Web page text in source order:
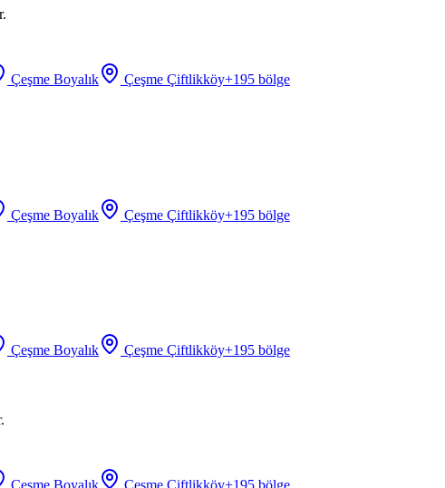
Çeşme Boyalık Çeşme Çiftlikköy+195 bölge
Çeşme Boyalık Çeşme Çiftlikköy+195 bölge
Çeşme Boyalık Çeşme Çiftlikköy+195 bölge